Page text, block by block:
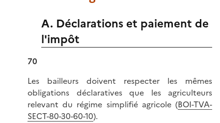
A. Déclarations et paiement de
l'impôt
70
Les bailleurs doivent respecter les mêmes
obligations déclaratives que les agriculteurs
relevant du régime simplifié agricole (BOI-TVA-
SECT-80-30-60-10).